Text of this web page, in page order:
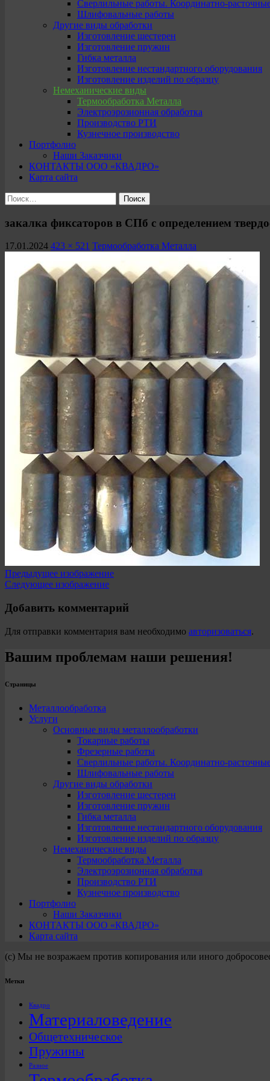
Сверлильные работы. Координатно-
Шлифовальные работы
Другие виды обработки
Изготовление шестерен
Изготовление пружин
Гибка металла
Изготовление нестандартного оборудования
Изготовление изделий по образцу
Немеханические виды
Термообработка Металла
Электроэрозионная обработка
Производство РТИ
Кузнечное производство
Портфолио
Наши Заказчики
КОНТАКТЫ ООО «КВАДРО»
Карта сайта
Найти:
закалка фиксаторов в СПб с определением
17.01.2024 423 × 521 Термообработка Металла
Предыдущее изображение
Следующее изображение
Добавить комментарий
Для отправки комментария вам необходимо авторизоваться.
Вашим проблемам наши решения!
Страницы
Металлообработка
Услуги
Основные виды металлообработки
Токарные работы
Фрезерные работы
Сверлильные работы. Координатно-
Шлифовальные работы
Другие виды обработки
Изготовление шестерен
Изготовление пружин
Гибка металла
Изготовление нестандартного оборудования
Изготовление изделий по образцу
Немеханические виды
Термообработка Металла
Электроэрозионная обработка
Производство РТИ
Кузнечное производство
Портфолио
Наши Заказчики
КОНТАКТЫ ООО «КВАДРО»
Карта сайта
(с) Мы не возражаем против копирования или иного
Метки
Квадро
Материаловедение
Общетехническое
Пружины
Разное